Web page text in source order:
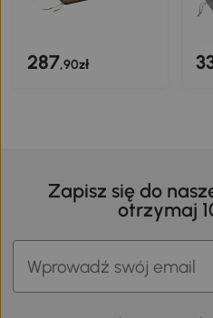
287,90zł
Zapisz się do
otrzymaj